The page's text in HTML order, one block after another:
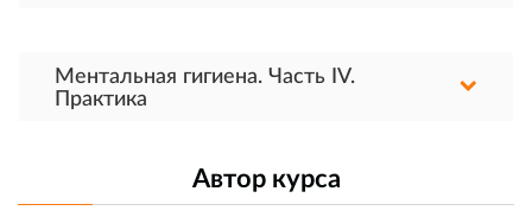
Ментальная гигиена. Часть IV.
Практика
Автор курса